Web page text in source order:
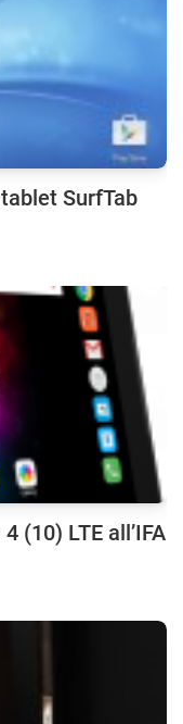
SurfTab
(10) LTE all’IFA